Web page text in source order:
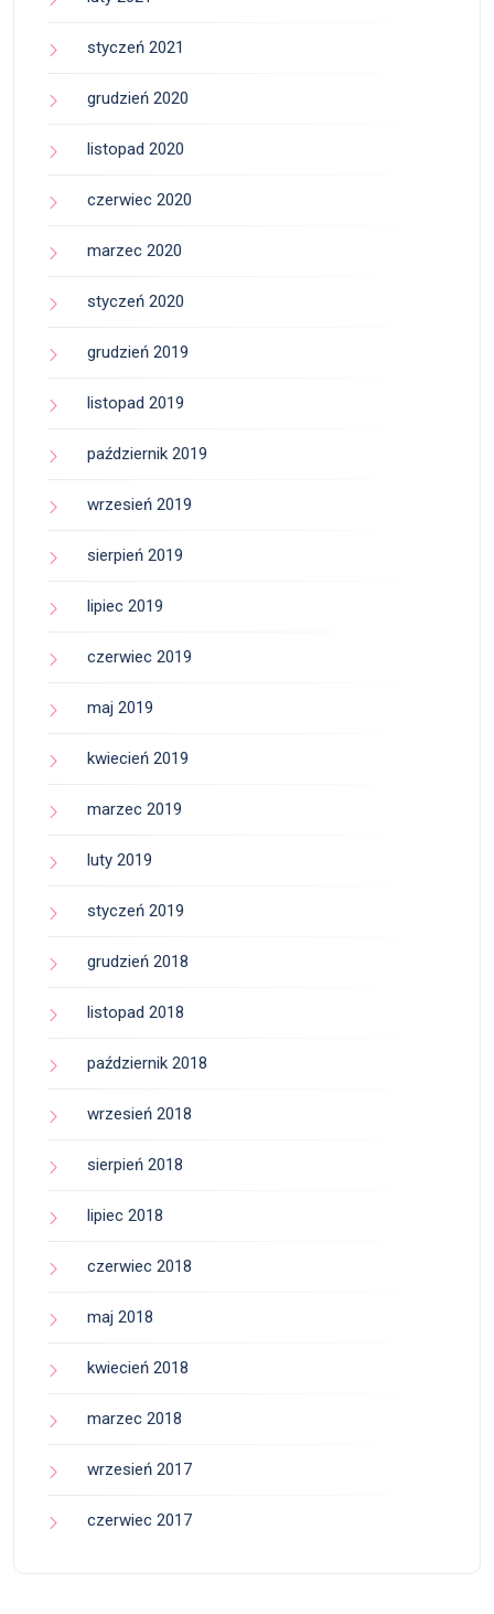
styczeń 2021
grudzień 2020
listopad 2020
czerwiec 2020
marzec 2020
styczeń 2020
grudzień 2019
listopad 2019
październik 2019
wrzesień 2019
sierpień 2019
lipiec 2019
czerwiec 2019
maj 2019
kwiecień 2019
marzec 2019
luty 2019
styczeń 2019
grudzień 2018
listopad 2018
październik 2018
wrzesień 2018
sierpień 2018
lipiec 2018
czerwiec 2018
maj 2018
kwiecień 2018
marzec 2018
wrzesień 2017
czerwiec 2017